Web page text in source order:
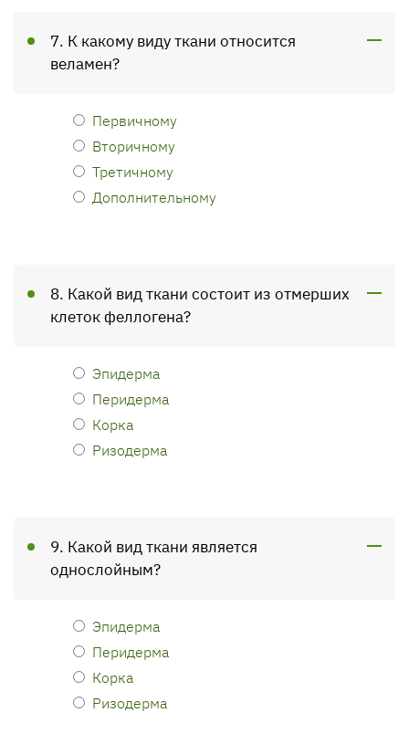
7. К какому виду ткани относится
веламен?
Первичному
Вторичному
Третичному
Дополнительному
8. Какой вид ткани состоит из отмерших
клеток феллогена?
Эпидерма
Перидерма
Корка
Ризодерма
9. Какой вид ткани является
однослойным?
Эпидерма
Перидерма
Корка
Ризодерма